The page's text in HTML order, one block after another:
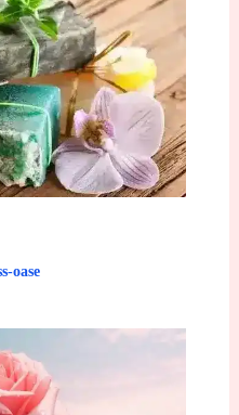
oase